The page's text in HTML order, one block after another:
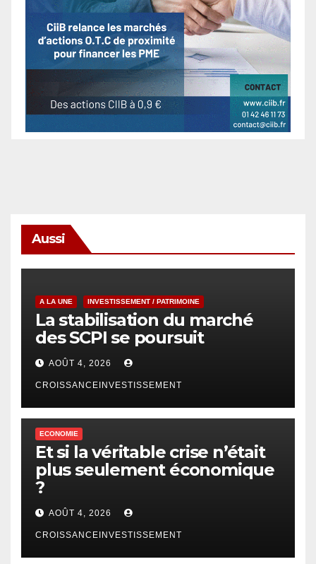
Aussi
A LA UNE INVESTISSEMENT / PATRIMOINE
La stabilisation du marché
des SCPI se poursuit
AOÛT 4, 2026
CROISSANCEINVESTISSEMENT
ECONOMIE
Et si la véritable crise n’était
plus seulement économique
?
AOÛT 4, 2026
CROISSANCEINVESTISSEMENT